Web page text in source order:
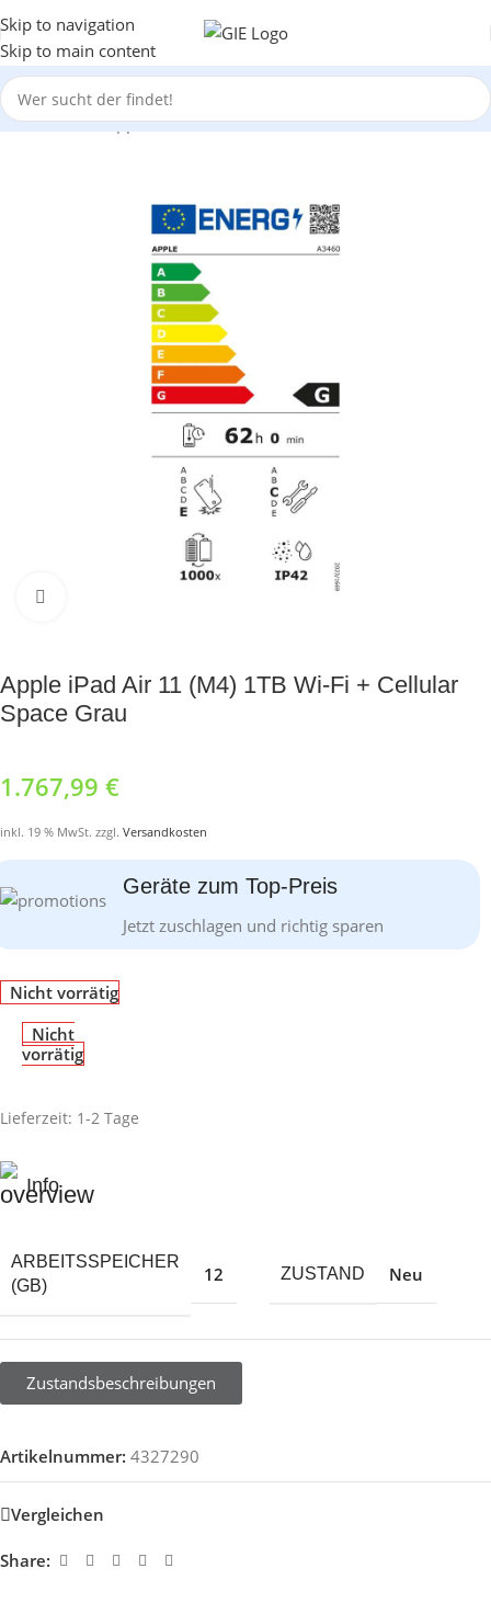
Skip to navigation
Skip to main content
Start/Tablet/Apple iPad/iPad Air
Apple iPad Air 11 (M4) 1TB Wi-Fi + Cellular
Space Grau
1.767,99 €
inkl. 19 % MwSt. zzgl. Versandkosten
Geräte zum Top-Preis
Jetzt zuschlagen und richtig sparen
Nicht vorrätig
Nicht
vorrätig
Lieferzeit: 1-2 Tage
Info
ARBEITSSPEICHER
(GB)
12 ZUSTAND Neu
Zustandsbeschreibungen
Artikelnummer: 4327290
Vergleichen
Share: